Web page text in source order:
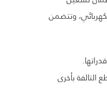
وتتضمن
التالفة بأخرى